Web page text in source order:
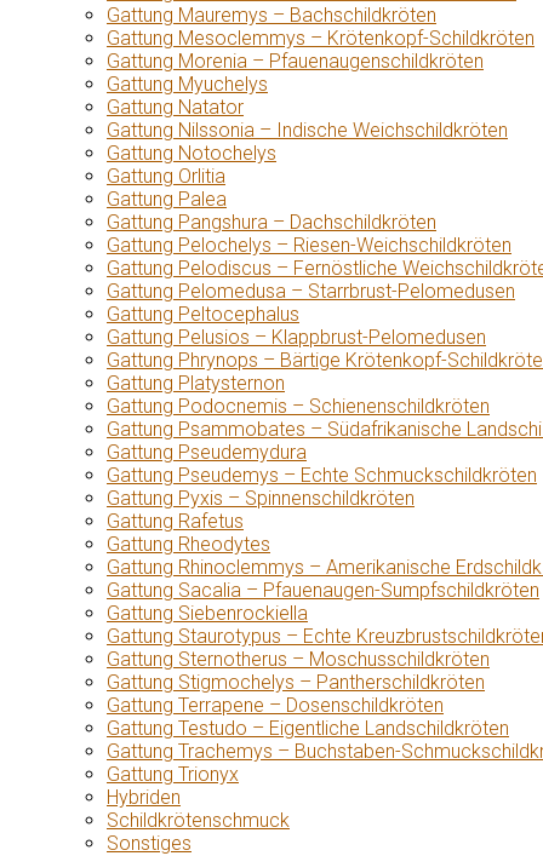
Gattung Mauremys – Bachschildkröten
Gattung Mesoclemmys – Krötenkopf-Schildkröten
Gattung Morenia – Pfauenaugenschildkröten
Gattung Myuchelys
Gattung Natator
Gattung Nilssonia – Indische Weichschildkröten
Gattung Notochelys
Gattung Orlitia
Gattung Palea
Gattung Pangshura – Dachschildkröten
Gattung Pelochelys – Riesen-Weichschildkröten
Gattung Pelodiscus – Fernöstliche
Gattung Pelomedusa – Starrbrust-Pelomedusen
Gattung Peltocephalus
Gattung Pelusios – Klappbrust-Pelomedusen
Gattung Phrynops – Bärtige Krötenkopf-
Gattung Platysternon
Gattung Podocnemis – Schienenschildkröten
Gattung Psammobates – Südafrikanische
Gattung Pseudemydura
Gattung Pseudemys – Echte Schmuckschildkröten
Gattung Pyxis – Spinnenschildkröten
Gattung Rafetus
Gattung Rheodytes
Gattung Rhinoclemmys – Amerikanische
Gattung Sacalia – Pfauenaugen-Sumpfschildkröten
Gattung Siebenrockiella
Gattung Staurotypus – Echte
Gattung Sternotherus – Moschusschildkröten
Gattung Stigmochelys – Pantherschildkröten
Gattung Terrapene – Dosenschildkröten
Gattung Testudo – Eigentliche Landschildkröten
Gattung Trachemys – Buchstaben-
Gattung Trionyx
Hybriden
Schildkrötenschmuck
Sonstiges